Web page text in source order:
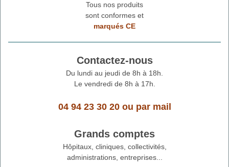
Tous nos produits
sont conformes et
marqués CE
Contactez-nous
Du lundi au jeudi de 8h à 18h.
Le vendredi de 8h à 17h.
04 94 23 30 20ou par mail
Grands comptes
Hôpitaux, cliniques, collectivités,
administrations, entreprises...